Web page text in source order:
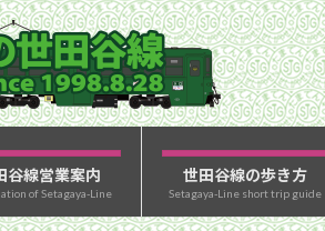
谷線営業案内
of Setagaya-Line
世田谷線の歩き方
Setagaya-Line short trip guide